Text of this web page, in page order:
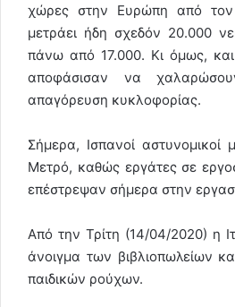
χώρες στην Ευρώπη από τον
μετράει ήδη σχεδόν 20.000
πάνω από 17.000. Κι όμως,
αποφάσισαν να
απαγόρευση κυκλοφορίας.
Σήμερα, Ισπανοί αστυνομικοί
Μετρό, καθώς εργάτες σε
επέστρεψαν σήμερα στην
Από την Τρίτη (14/04/2020) η
άνοιγμα των βιβλιοπωλείων
παιδικών ρούχων.